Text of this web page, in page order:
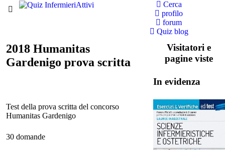
Cerca
profilo
forum
Quiz blog
2018 Humanitas
Gardenigo prova scritta
Test della prova scritta del concorso
Humanitas Gardenigo
30 domande
Visitatori e
pagine viste
In evidenza